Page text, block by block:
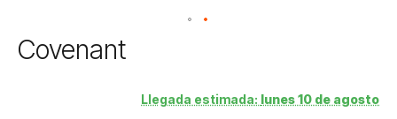
Saltar
al
Covenant
Llegada estimada: lunes 10 de agosto